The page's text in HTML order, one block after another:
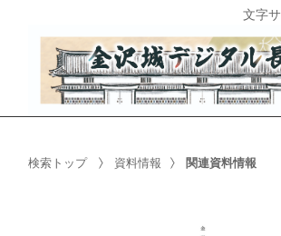
文字
検索トップ 資料情報 関連資料情報